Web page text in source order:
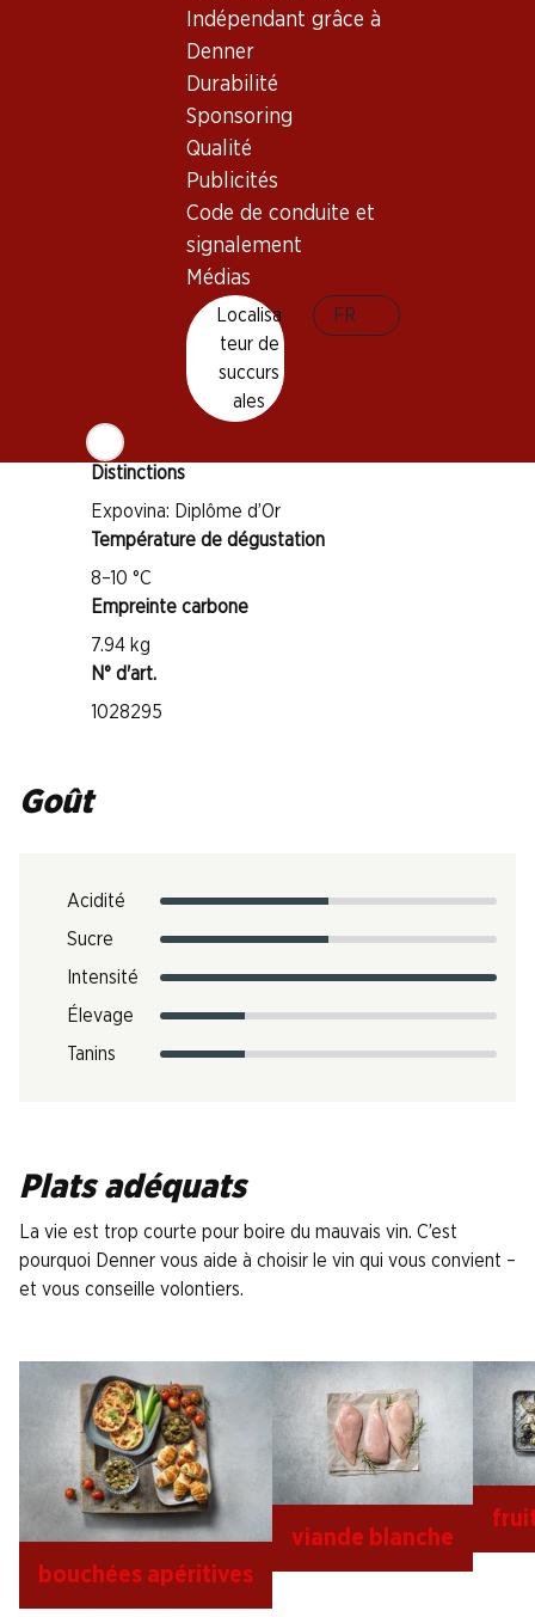
Indépendant grâce à
Denner
Durabilité
Sponsoring
Qualité
Publicités
Code de conduite et
signalement
Médias
Localisa
teur de
succurs
ales
FR
Bon à savoir
Pinot Meunier
Distinctions
Expovina: Diplôme d’Or
Température de dégustation
8–10 °C
Empreinte carbone
7.94 kg
N° d'art.
1028295
Goût
Acidité
Sucre
Intensité
Élevage
Tanins
Plats adéquats
La vie est trop courte pour boire du mauvais vin. C’est
pourquoi Denner vous aide à choisir le vin qui vous convient –
et vous conseille volontiers.
bouchées apéritives
viande blanche